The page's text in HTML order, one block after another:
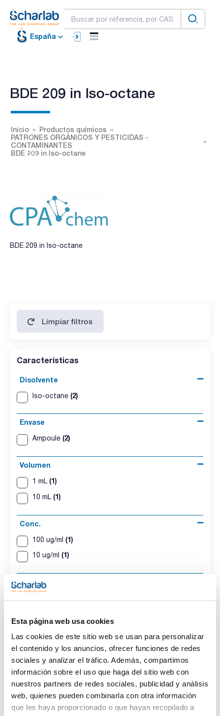
Esta página web usa cookies
Las cookies de este sitio web se usan para personalizar
el contenido y los anuncios, ofrecer funciones de redes
sociales y analizar el tráfico. Además, compartimos
información sobre el uso que haga del sitio web con
nuestros partners de redes sociales, publicidad y análisis
web, quienes pueden combinarla con otra información
que les haya proporcionado o que hayan recopilado a
España
BDE 209 in Iso-octane
Inicio
Productos químicos
PATRONES ORGÁNICOS Y PESTICIDAS -
CONTAMINANTES
BDE 209 in Iso-octane
BDE 209 in Iso-octane
Limpiar filtros
Características
Disolvente
Iso-octane (2)
Envase
Ampoule (2)
Volumen
1 mL (1)
10 mL (1)
Conc.
100 ug/ml (1)
10 ug/ml (1)
CAS
Disolvente
Iso-octane
Envase
Ampoule
Volumen
1 mL
Conc.
100 ug/ml
CAS
[1163-19-5]
Referencia
BDE2091ZT1
Envase
x1mL
Precio
Comprar